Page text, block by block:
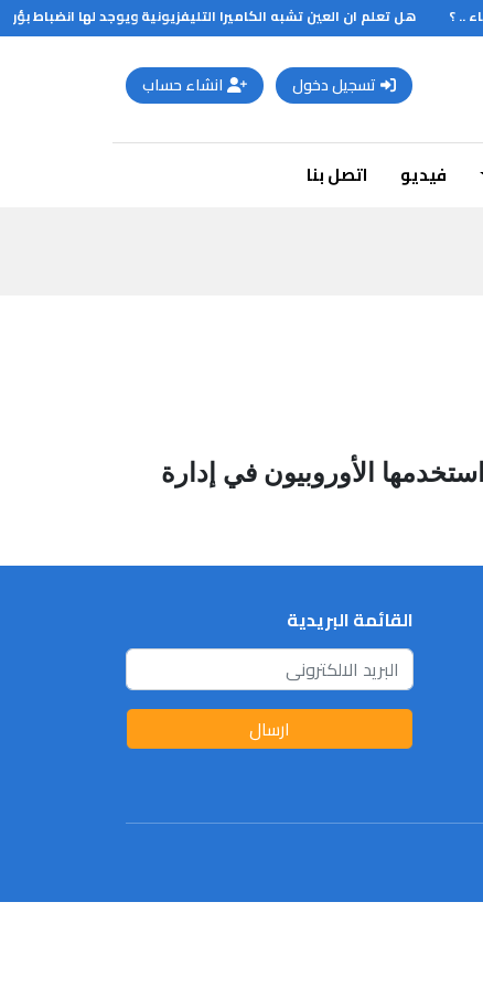
.. ؟
هل تعلم ان العين تشبه الكاميرا التليفزيونية ويوجد لها انضباط
تسجيل دخول انشاء حساب
فيديو اتصل بنا
الأوروبيون في إدارة
القائمة البريدية
ارسال